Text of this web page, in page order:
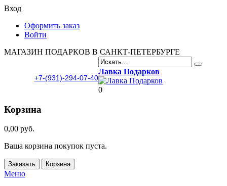
Вход
Оформить заказ
Войти
МАГАЗИН ПОДАРКОВ В САНКТ-ПЕТЕРБУРГЕ
+7-(931)-294-07-40
Лавка Подарков
0
Корзина
0,00 руб.
Ваша корзина покупок пуста.
Заказать Корзина
Меню